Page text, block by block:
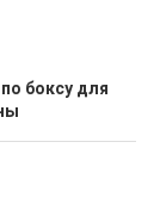
боксу для